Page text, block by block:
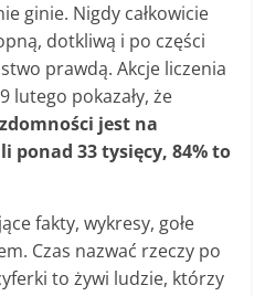
ginie. Nigdy całkowicie
dotkliwą i po części
prawdą. Akcje liczenia
lutego pokazały, że
jest na
ponad 33 tysięcy, 84% to
fakty, wykresy, gołe
Czas nazwać rzeczy po
to żywi ludzie, którzy